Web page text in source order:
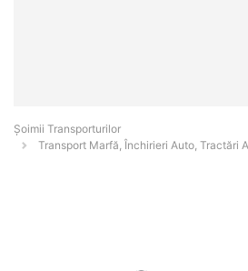
Șoimii Transporturilor
Transport Marfă, Închirieri Auto, Tractări